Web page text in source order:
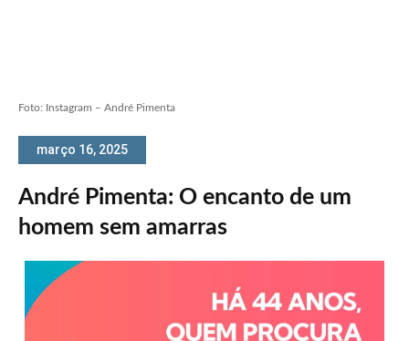
Foto: Instagram – André Pimenta
março 16, 2025
André Pimenta: O encanto de um
homem sem amarras